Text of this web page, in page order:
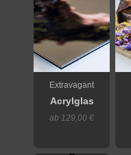
Extravagant
Acrylglas
ab 129,00 €